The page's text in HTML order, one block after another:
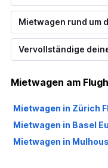
Mietwagen rund um
Vervollständige
Mietwagen am
Mietwagen in Zürich
Mietwagen in Basel
Mietwagen in